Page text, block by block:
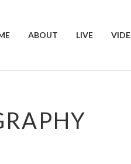
ABOUT LIVE